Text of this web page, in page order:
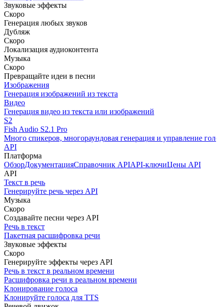
Звуковые эффекты
Скоро
Генерация любых звуков
Дубляж
Скоро
Локализация аудиоконтента
Музыка
Скоро
Превращайте идеи в песни
Изображения
Генерация изображений из текста
Видео
Генерация видео из текста или изображений
S2
Fish Audio S2.1 Pro
Много спикеров, многораундовая генерация и управление
API
Платформа
ОбзорДокументацияСправочник APIAPI-ключиЦены API
API
Текст в речь
Генерируйте речь через API
Музыка
Скоро
Создавайте песни через API
Речь в текст
Пакетная расшифровка речи
Звуковые эффекты
Скоро
Генерируйте эффекты через API
Речь в текст в реальном времени
Расшифровка речи в реальном времени
Клонирование голоса
Клонируйте голоса для TTS